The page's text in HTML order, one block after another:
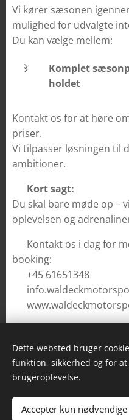
Vi kører sæsonen
mulighed for udvalgte
Du kan vælge mellem:
Komplet
holdet
Kontakt os for at høre
priser.
Vi tilpasser løsningen til
ambitioner.
Kort sagt:
Du skal bare møde op –
oplevelsen og
👉 Kontakt os i dag for
booking:
📞 +45 61651348
📧
🌐
Waldeck
Drevet af
Dette websted bruger
funktion, sikkerhed og for
brugeroplevelse.
Accepter kun nødvendige